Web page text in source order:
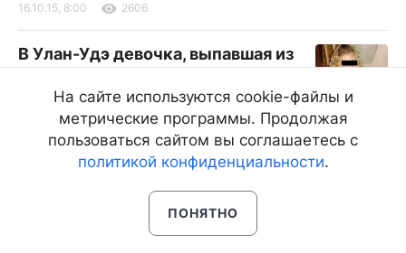
16.10.15, 8:00 2606
В Улан-Удэ девочка, выпавшая из
окна, начала ходить
Радостные новости сообщает в
социальных сетях мама трехлетней улан-удэнки
Кристина Магдеева.
16.10.15, 8:00 2172
На сайте используются cookie-файлы и
метрические программы. Продолжая
пользоваться сайтом вы соглашаетесь с
политикой конфиденциальности.
ПОНЯТНО